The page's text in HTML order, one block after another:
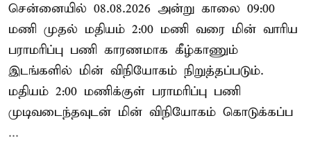
சென்னையில் 08.08.2026 அன்று காலை 09:00
மணி முதல் மதியம் 2:00 மணி வரை மின் வாரிய
பராமரிப்பு பணி காரணமாக கீழ்காணும்
இடங்களில் மின் விநியோகம் நிறுத்தப்படும்.
மதியம் 2:00 மணிக்குள் பராமரிப்பு பணி
முடிவடைந்தவுடன் மின் விநியோகம் கொடுக்கப்ப
...